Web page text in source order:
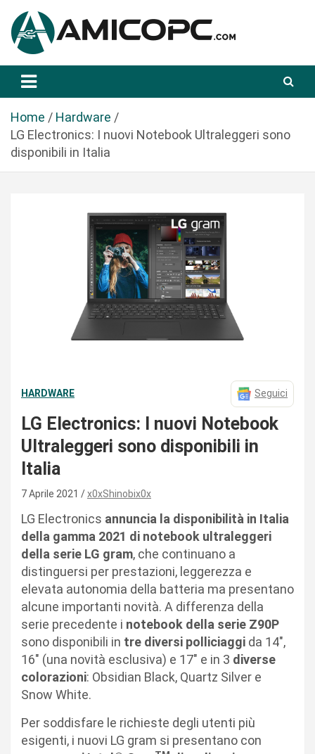
a
Amicopc.com
Home
Hardware
LG Electronics: I nuovi Notebook Ultraleggeri sono
disponibili in Italia
HARDWARE Seguici
LG Electronics: I nuovi Notebook
Ultraleggeri sono disponibili in
Italia
7 Aprile 2021 x0xShinobix0x
LG Electronics annuncia la disponibilità in Italia
della gamma 2021 di notebook ultraleggeri
della serie LG gram, che continuano a
distinguersi per prestazioni, leggerezza e
elevata autonomia della batteria ma presentano
alcune importanti novità. A differenza della
serie precedente i notebook della serie Z90P
sono disponibili in tre diversi polliciaggi da 14″,
16″ (una novità esclusiva) e 17″ e in 3 diverse
colorazioni: Obsidian Black, Quartz Silver e
Snow White.
Per soddisfare le richieste degli utenti più
esigenti, i nuovi LG gram si presentano con